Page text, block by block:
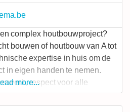
complex houtbouwproject?
bouwen of houtbouw van A tot
expertise in huis om de
in eigen handen te nemen.
respect voor alle
heldere communicatie. Daar
more...